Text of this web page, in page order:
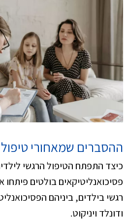
ההסברים שמאחורי טיפול
כיצד התפתח הטיפול הרגשי
פסיכואנליטיקאים בולטים
רגשי בילדים, ביניהם
ודונלד ויניקוט.